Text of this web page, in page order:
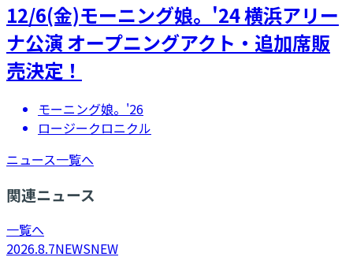
12/6(金)モーニング娘。'24 横浜アリー
ナ公演 オープニングアクト・追加席販
売決定！
モーニング娘。'26
ロージークロニクル
ニュース一覧へ
関連ニュース
一覧へ
2026.8.7NEWSNEW